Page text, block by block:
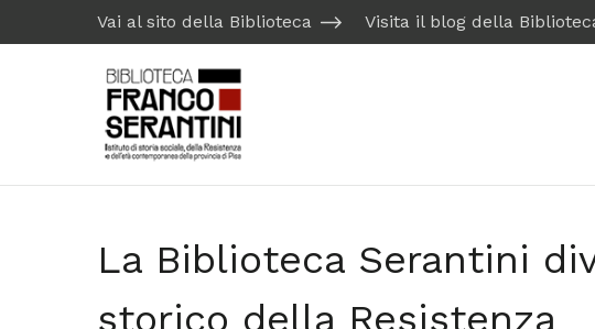
Vai al sito della Biblioteca Visita il blog della
La Biblioteca Serantini
storico della Resistenza